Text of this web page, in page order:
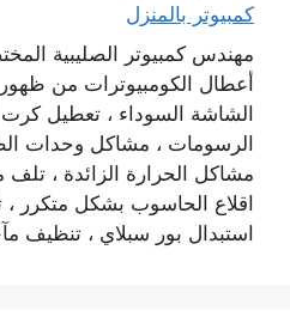
كمبيوتر بالمنزل
مهندس كمبيوتر الصليبية
أعطال الكومبيوترات من
الشاشة السوداء ، تعطيل
الرسومات ، مشاكل وحدات
مشاكل الحرارة الزائدة ، تلف
اقلاع الحاسوب بشكل متكرر ،
استبدال بور سبلاي ، تنظيف